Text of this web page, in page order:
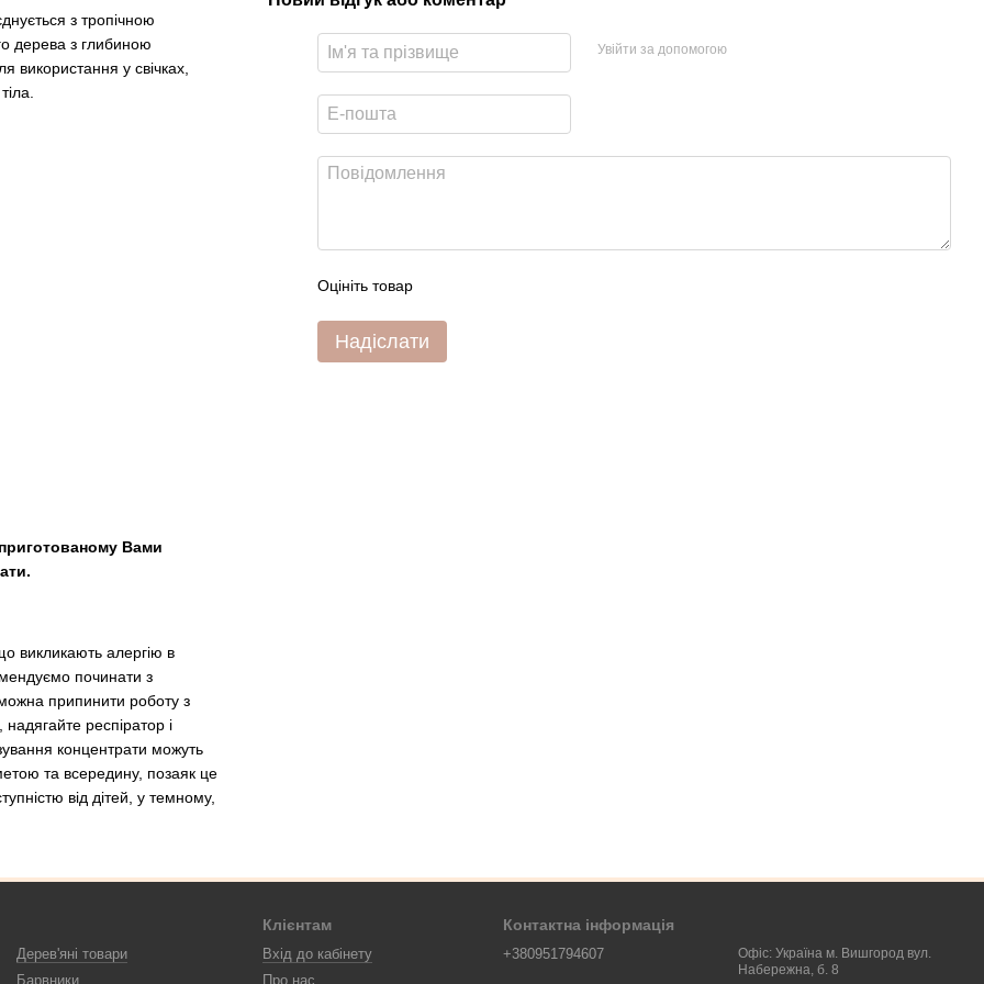
з тропічною
дерева з глибиною
використання у свічках,
Вами
викликають алергію в
починати з
припинити роботу з
респіратор і
концентрати можуть
та всередину, позаяк це
від дітей, у темному,
Увійти за допомогою
Оцініть товар
Надіслати
Дерев'яні товари
Барвники
Клієнтам
Вхід до кабінету
Про нас
Контактна інформація
+380951794607
Офіс: Україна м. Вишгород вул.
Набережна, б. 8